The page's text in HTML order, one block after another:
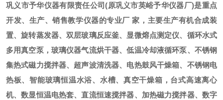
巩义市予华仪器有限责任公司(原巩义市英峪予华仪器厂)是重点
开发、生产、销售教学仪器的专业厂 家，主要生产有机合成装
置、旋转蒸发器、双层玻璃反应釜、显微熔点测定仪、循环水式
多用真空泵，玻璃仪器气流烘干器、低温冷却液循环泵、不锈钢
集热式磁力搅拌器、超声波清洗器、电热鼓风干燥箱、不锈钢电
热板、智能玻璃恒温水浴、水槽、真空干燥箱，台式高速离心
机、数显恒温电热套、直流恒速搅拌器、加热磁力搅拌器、数字